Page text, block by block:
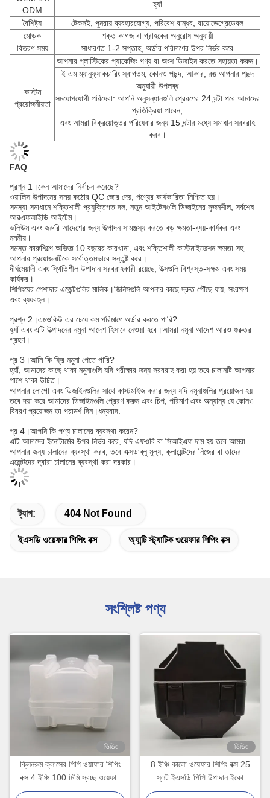
ODM
হ্যাঁ
বৈশিষ্ট্য
টেকসই; পুনরায় ব্যবহারযোগ্য; পরিবেশ বান্ধব; বায়োডেগ্রেডেবল
মোড়ক
শক্ত কাগজ বা গ্রাহকের অনুরোধ অনুযায়ী
বিতরণ সময়
সাধারণত 1-2 সপ্তাহ, অর্ডার পরিমাণের উপর নির্ভর করে
কাস্টম
প্রয়োজনীয়তা
আপনার প্লাস্টিকের প্যাকেজিং পণ্য বা অংশ ডিজাইন করতে সহায়তা করুন।
ই এম ম্যানুফ্যাকচারিং স্বাগতম, কোনও পছন্দ, আকার, রঙ আপনার পছন্দ
অনুযায়ী উপলব্ধ
সময়োপযোগী পরিষেবা: আপনি অনুসন্ধানগুলি প্রেরণের 24 ঘন্টা পরে আমাদের
প্রতিক্রিয়া পাবেন,
এবং আমরা বিক্রয়োত্তর পরিষেবার জন্য 15 ঘন্টার মধ্যে সমাধান সরবরাহ
করব।
FAQ
প্রশ্ন 1।কেন আমাদের নির্বাচন করেছে?
ওয়ালিস উত্পাদনের সময় কঠোর QC জোর দেয়, পণ্যের কার্যকারিতা নিশ্চিত হয়।
সমস্যা সমাধানে শক্তিশালী প্রযুক্তিগত দল, নতুন আইটেমগুলি ডিজাইনের সৃজনশীল, সর্বশেষ
আরএফআইডি আইটেম।
ভলিউম এবং জরুরি আদেশের জন্য উত্পাদন সামঞ্জস্য করতে বড় ক্ষমতা-ব্যয়-কার্যকর এবং
নমনীয়।
সমস্ত কারুশিল্পে অভিজ্ঞ 10 বছরের কারখানা, এবং শক্তিশালী কাস্টমাইজেশন ক্ষমতা সহ,
আপনার প্রয়োজনটিকে সর্বোত্তমভাবে সন্তুষ্ট করে।
দীর্ঘমেয়াদী এবং স্থিতিশীল উপাদান সরবরাহকারী রয়েছে, উত্সগুলি বিশ্বস্ত-সক্ষম এবং সময়
কার্যকর।
শিপিংয়ের পেশাদার এজেন্টগুলির মালিক।জিনিসগুলি আপনার কাছে দ্রুত পৌঁছে যায়, সংরক্ষণ
এবং ব্যয়বহুল।
প্রশ্ন 2।এমওকিউ এর চেয়ে কম পরিমাণে অর্ডার করতে পারি?
হ্যাঁ এবং এটি উত্পাদনের নমুনা আদেশ হিসাবে নেওয়া হবে।আমরা নমুনা আদেশ আরও গুরুতর
গ্রহণ।
প্র 3।আমি কি ফ্রি নমুনা পেতে পারি?
হ্যাঁ, আমাদের কাছে থাকা নমুনাগুলি যদি পরীক্ষার জন্য সরবরাহ করা হয় তবে চালানটি আপনার
পাশে থাকা উচিত।
আপনার লোগো এবং ডিজাইনগুলির সাথে কাস্টমাইজ করার জন্য যদি নমুনাগুলির প্রয়োজন হয়
তবে দয়া করে আমাদের ডিজাইনগুলি প্রেরণ করুন এবং চিপ, পরিমাণ এবং অন্যান্য যে কোনও
বিবরণ প্রয়োজন তা পরামর্শ দিন।ধন্যবাদ.
প্র 4।আপনি কি পণ্য চালানের ব্যবস্থা করেন?
এটি আমাদের ইনোটার্মের উপর নির্ভর করে, যদি এফওবি বা সিআইএফ দাম হয় তবে আমরা
আপনার জন্য চালানের ব্যবস্থা করব, তবে এক্সডাব্লু মূল্য, ক্লায়েন্টদের নিজের বা তাদের
এজেন্টদের দ্বারা চালানের ব্যবস্থা করা দরকার।
ট্যাগ: 404 Not Found
ইএসডি ওয়েফার শিপিং বক্স অ্যান্টি স্ট্যাটিক ওয়েফার শিপিং বক্স
সংশ্লিষ্ট পণ্য
ভিডিও
ক্লিনরুম ক্লাসের পিপি ওয়াফার শিপিং
বক্স 4 ইঞ্চি 100 মিমি স্বচ্ছ ওয়েফার
ক্যাসেটস
ভিডিও
8 ইঞ্চি কালো ওয়েফার শিপিং বক্স 25
স্লট ইএসডি পিপি উপাদান ইকো
বন্ধুত্বপূর্ণ